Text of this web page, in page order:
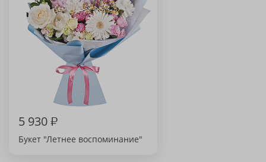
5 930₽
Букет "Летнее воспоминание"